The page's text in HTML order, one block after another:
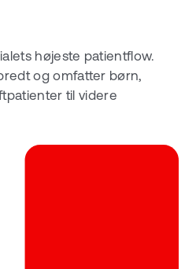
højeste patientflow.
og omfatter børn,
til videre